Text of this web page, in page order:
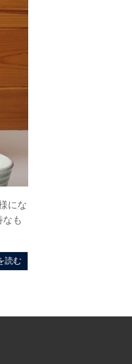
にな
も
読む